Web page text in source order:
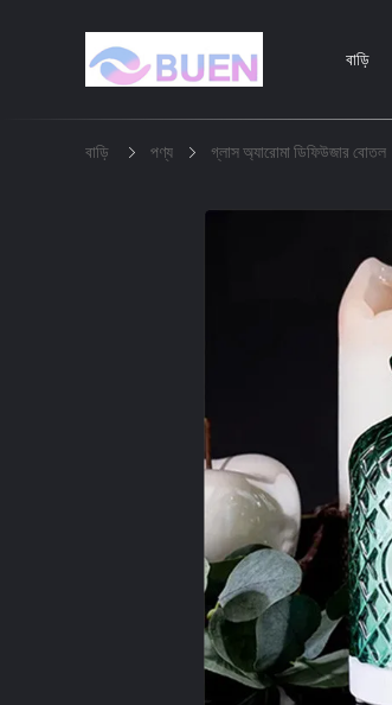
বাড়ি
বাড়ি পণ্য গ্লাস অ্যারোমা ডিফিউজার বোতল